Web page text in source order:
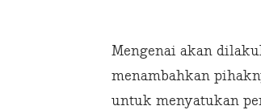
Mengenai akan
menambahkan
untuk menyatukan